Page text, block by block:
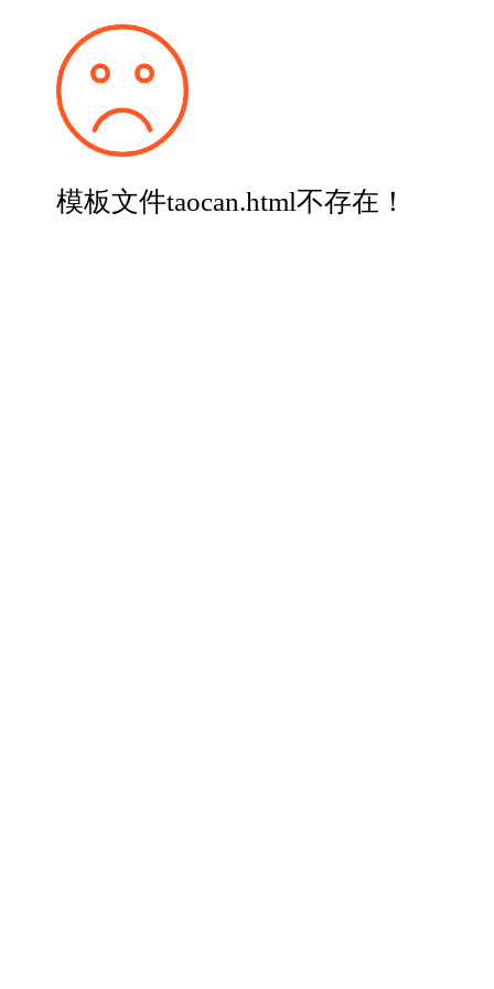
模板文件taocan.html不存在！